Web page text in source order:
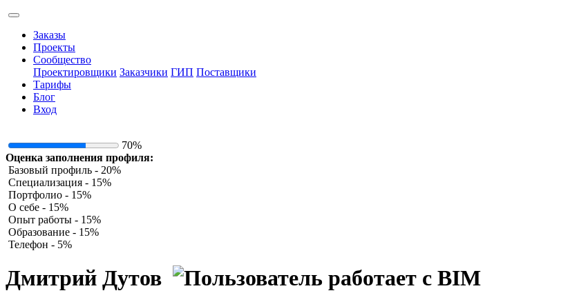
Заказы
Проекты
Сообщество
Проектировщики Заказчики ГИП Поставщики
Тарифы
Блог
Вход
70%
Оценка заполнения профиля:
Базовый профиль - 20%
Специализация - 15%
Портфолио - 15%
О себе - 15%
Опыт работы - 15%
Образование - 15%
Телефон - 5%
Дмитрий Дутов